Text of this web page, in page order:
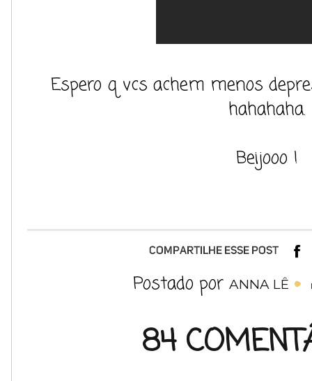
Espero q vcs achem menos
hahahaha.
Beijooo !
Postado por ANNA LÊ
84